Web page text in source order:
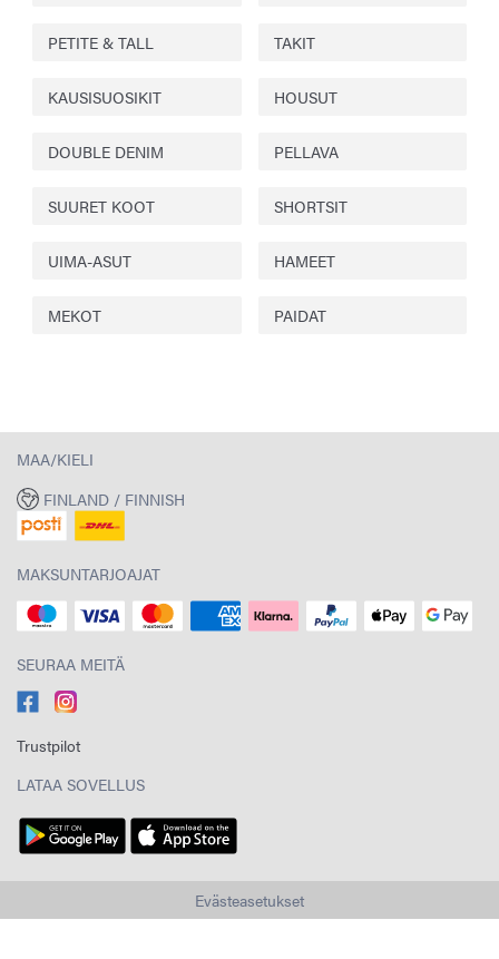
PETITE & TALL TAKIT
KAUSISUOSIKIT HOUSUT
DOUBLE DENIM PELLAVA
SUURET KOOT SHORTSIT
UIMA-ASUT HAMEET
MEKOT PAIDAT
MAA/KIELI
FINLAND / FINNISH
MAKSUNTARJOAJAT
SEURAA MEITÄ
Trustpilot
LATAA SOVELLUS
Evästeasetukset